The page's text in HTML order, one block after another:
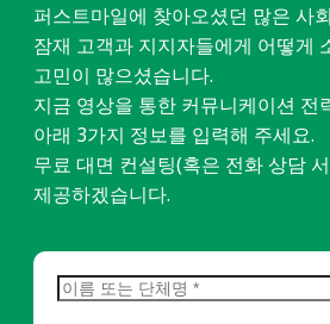
퍼스트마일에 찾아오셨던 많은 사
잠재 고객과 지지자들에게 어떻게
고민이 많으셨습니다.
지금 영상을 통한 커뮤니케이션 전
아래 3가지 정보를 입력해 주세요.
무료 대면 컨설팅(혹은 전화 상담
제공하겠습니다.